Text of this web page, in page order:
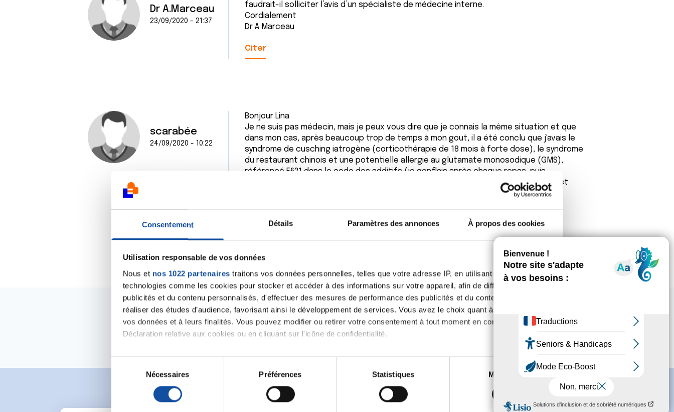
Consentement Détails Paramètres des annonces À propos des cookies
Utilisation responsable de vos données
Nous et nos 1022 partenaires traitons vos données personnelles, telles que votre adresse IP, en utilisant des
technologies comme les cookies pour stocker et accéder à des informations sur votre appareil, afin de diffuser des
publicités et du contenu personnalisés, d'effectuer des mesures de performance des publicités et du contenu, ainsi que de
réaliser des études d’audience, favorisant ainsi le développement de services. Vous avez le choix quant à l'utilisation de
vos données et à leurs finalités. Vous pouvez modifier ou retirer votre consentement à tout moment en consultant la
Déclaration relative aux cookies ou en cliquant sur l'icône de confidentialité.
Si vous le permettez, nous aimerions également :
Collecter des informations sur votre localisation géographique qui peuvent être précises à plusieurs mètres près
digitales).
Pour en savoir plus sur le traitement de vos données personnelles et définir vos préférences, reportez-vous à lasection «
Nécessaires Préférences Statistiques Marketing
Dr A.Marceau
23/09/2020 - 21:37
faudrait-il solliciter l’avis d’un spécialiste de médecine interne.
Cordialement
Dr A Marceau
Citer
scarabée
24/09/2020 - 10:22
Bonjour Lina
Je ne suis pas médecin, mais je peux vous dire que je connais la même situation et que
dans mon cas, après beaucoup trop de temps à mon gout, il a été conclu que j'avais le
syndrome de cusching iatrogène (corticothérapie de 18 mois à forte dose), le syndrome
du restaurant chinois et une potentielle allergie au glutamate monosodique (GMS),
référencé E621 dans le code des additifs (je gonflais après chaque repas, puis
dégonflais). Je ne dis pas qu dans votre cas c'est la même chose, mais comme c'est